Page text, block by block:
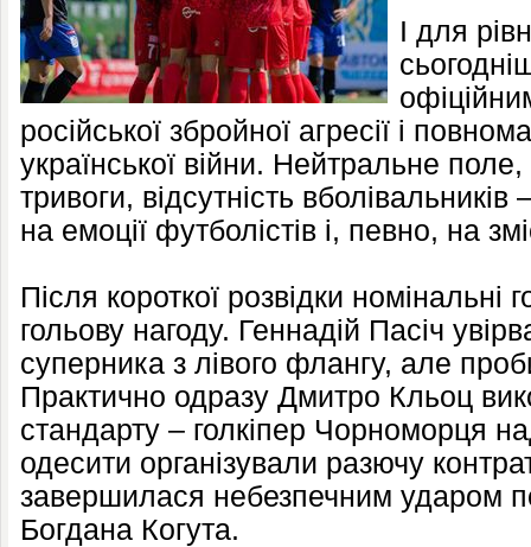
І для
російської збройної агресії і
української війни. Нейтральне
тривоги, відсутність
на емоції футболістів і, певно, на
Після короткої розвідки номінальні
гольову нагоду. Геннадій Пасіч
суперника з лівого флангу, але
Практично одразу Дмитро Кльоц
стандарту – голкіпер Чорноморця
одесити організували разючу
завершилася небезпечним ударом
Богдана Когута.